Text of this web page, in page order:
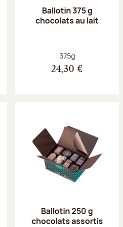
Ballotin 375 g
chocolats au lait
Poids net :
375g
24,30 €
Ballotin 250 g
chocolats assortis